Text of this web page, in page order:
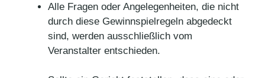
Alle Fragen oder Angelegenheiten, die nicht
durch diese Gewinnspielregeln abgedeckt
sind, werden ausschließlich vom
Veranstalter entschieden.